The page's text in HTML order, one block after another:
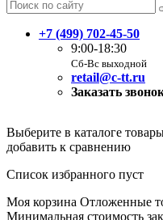
+7 (499) 702-45-50
9:00-18:30
Сб-Вс выходной
retail@c-tt.ru
Заказать
Выберите в каталоге
добавить к сравнению
Список избранного пуст
Моя корзина Отложенные
Минимальная стоимость